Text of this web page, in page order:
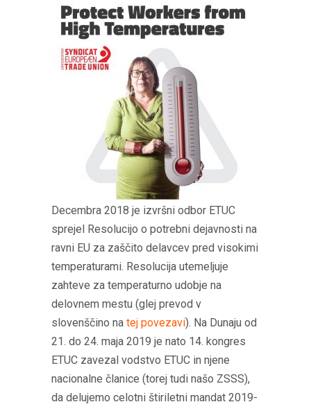
Decembra 2018 je izvršni odbor ETUC
sprejel Resolucijo o potrebni dejavnosti na
ravni EU za zaščito delavcev pred visokimi
temperaturami. Resolucija utemeljuje
zahteve za temperaturno udobje na
delovnem mestu (glej prevod v
slovenščino na tej povezavi). Na Dunaju od
21. do 24. maja 2019 je nato 14. kongres
ETUC zavezal vodstvo ETUC in njene
nacionalne članice (torej tudi našo ZSSS),
da delujemo celotni štiriletni mandat 2019-